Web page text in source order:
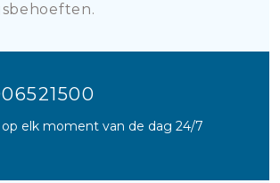
op elk moment van de dag 24/7